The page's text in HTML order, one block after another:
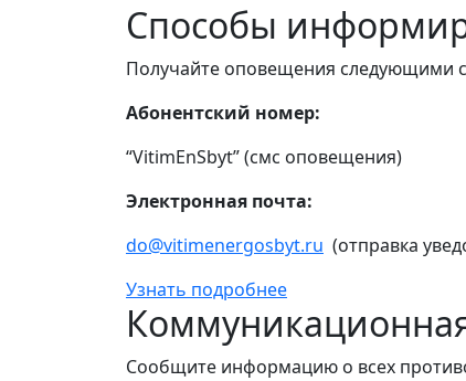
Способы
Получайте оповещения следующими
Абонентский номер:
“VitimEnSbyt” (смс оповещения)
Электронная почта:
do@vitimenergosbyt.ru (отправка
Узнать подробнее
Сообщите информацию о всех